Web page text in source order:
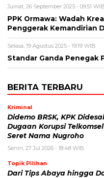
Jumat, 26 September 2025 - 09:51 WIB
PPK Ormawa: Wadah
Penggerak Kemandirian
Selasa, 19 Agustus 2025 - 19:19 WIB
Standar Ganda Penegak
BERITA TERBARU
Kriminal
Didemo BRSK, KPK
Dugaan Korupsi
Seret Nama Nugroho
Senin, 27 Jul 2026 - 18:48 WIB
Topik Pilihan
Dari Tips Abaya hingga